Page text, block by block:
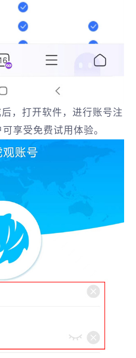
，打开软件，进行账号注
享受免费试用体验。